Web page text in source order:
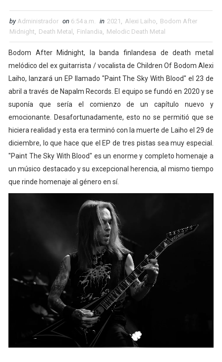
by Administrador on 6:54 a.m. in 2021 , Alexi Laiho, Bodom After
Midnight, Death Metal , Finlandia, Melodic Death Metal
Bodom After Midnight, la banda finlandesa de death metal
melódico del ex guitarrista / vocalista de Children Of Bodom Alexi
Laiho, lanzará un EP llamado "Paint The Sky With Blood" el 23 de
abril a través de Napalm Records. El equipo se fundó en 2020 y se
suponía que sería el comienzo de un capítulo nuevo y
emocionante. Desafortunadamente, esto no se permitió que se
hiciera realidad y esta era terminó con la muerte de Laiho el 29 de
diciembre, lo que hace que el EP de tres pistas sea muy especial.
"Paint The Sky With Blood" es un enorme y completo homenaje a
un músico destacado y su excepcional herencia, al mismo tiempo
que rinde homenaje al género en sí.